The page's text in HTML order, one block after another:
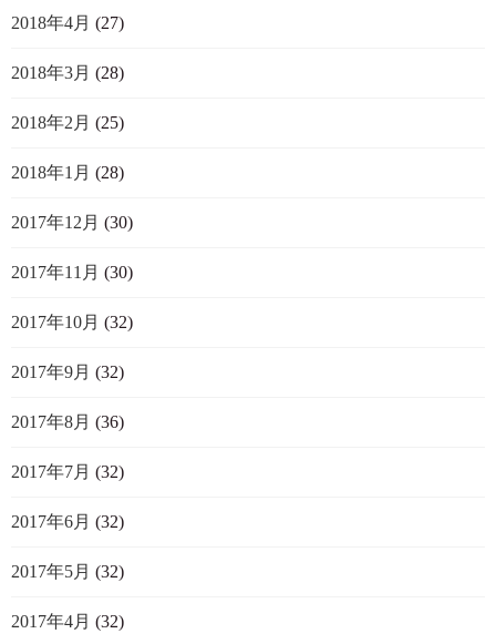
2018年4月 (27)
2018年3月 (28)
2018年2月 (25)
2018年1月 (28)
2017年12月 (30)
2017年11月 (30)
2017年10月 (32)
2017年9月 (32)
2017年8月 (36)
2017年7月 (32)
2017年6月 (32)
2017年5月 (32)
2017年4月 (32)